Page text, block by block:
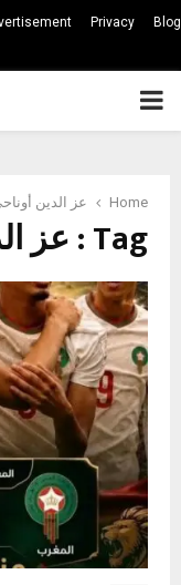
Blog
Privacy
PRIMARY
Home عز الدين
Tag : عز الدين أوناحي